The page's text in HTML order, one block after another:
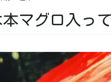
マグロ入っ